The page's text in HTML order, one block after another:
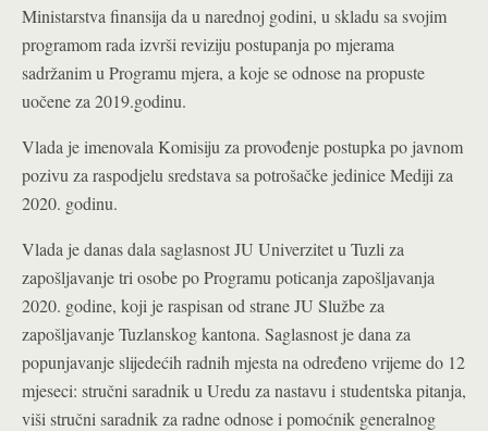
Ministarstva finansija da u narednoj godini, u skladu sa svojim
programom rada izvrši reviziju postupanja po mjerama
sadržanim u Programu mjera, a koje se odnose na propuste
uočene za 2019.godinu.
Vlada je imenovala Komisiju za provođenje postupka po javnom
pozivu za raspodjelu sredstava sa potrošačke jedinice Mediji za
2020. godinu.
Vlada je danas dala saglasnost JU Univerzitet u Tuzli za
zapošljavanje tri osobe po Programu poticanja zapošljavanja
2020. godine, koji je raspisan od strane JU Službe za
zapošljavanje Tuzlanskog kantona. Saglasnost je dana za
popunjavanje slijedećih radnih mjesta na određeno vrijeme do 12
mjeseci: stručni saradnik u Uredu za nastavu i studentska pitanja,
viši stručni saradnik za radne odnose i pomoćnik generalnog